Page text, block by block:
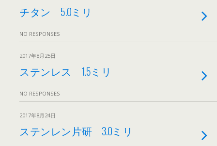
チタン 5.0ミリ
NO RESPONSES
2017年8月25日
ステンレス 1.5ミリ
NO RESPONSES
2017年8月24日
ステンレン片研 3.0ミリ